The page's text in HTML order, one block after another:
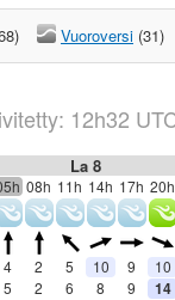
Vuoroversi (31)
12h32
La 8
08h 11h 14h 17h 20h
4 2 5 10 9
10
5 2 6 8 9 14